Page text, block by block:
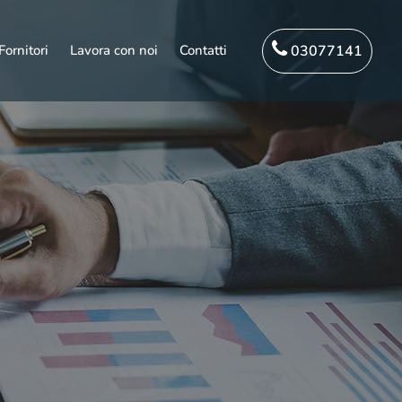
Fornitori Lavora con noi Contatti 03077141